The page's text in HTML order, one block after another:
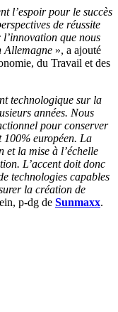
l’espoir pour le succès
de réussite
l’innovation que nous
Allemagne », a ajouté
du Travail et des
technologique sur la
années. Nous
pour conserver
européen. La
et la mise à l’échelle
L’accent doit donc
technologies capables
la création de
p-dg de Sunmaxx.